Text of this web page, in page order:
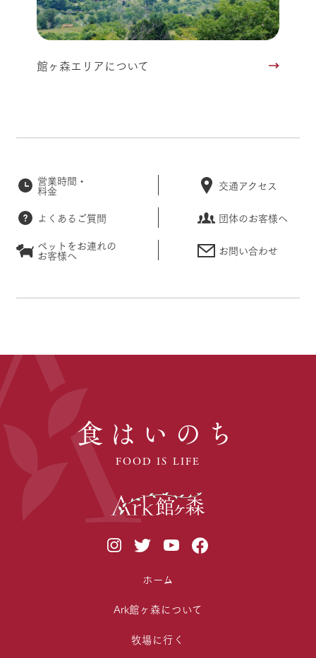
館ヶ森エリアについて
営業時間・
料金 交通アクセス
よくあるご質問
団体のお客様へ
ペットをお連れの
お客様へ お問い合わせ
食はいのち
FOOD IS LIFE
ホーム
Ark館ヶ森について
牧場に行く